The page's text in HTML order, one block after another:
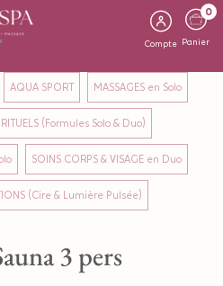
Compte
0
Panier
AQUA SPORT MASSAGES en Solo
RITUELS (Formules Solo & Duo)
SOINS CORPS & VISAGE en Duo
(Cire & Lumière Pulsée)
3 pers